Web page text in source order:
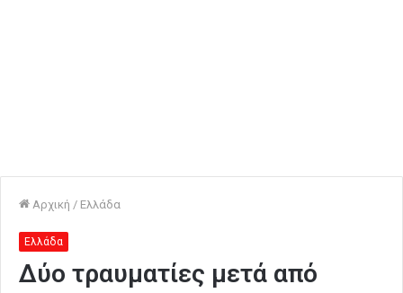
Αρχική / Ελλάδα
Ελλάδα
Δύο τραυματίες μετά από